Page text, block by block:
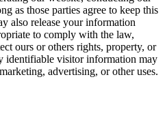
as those parties agree to keep this
also release your information
to comply with the law,
ours or others rights, property, or
identifiable visitor information may
advertising, or other uses.